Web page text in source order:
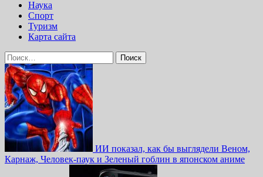
Наука
Спорт
Туризм
Карта сайта
Найти:
ИИ показал, как бы выглядели Веном,
Карнаж, Человек-паук и Зеленый гоблин в японском аниме